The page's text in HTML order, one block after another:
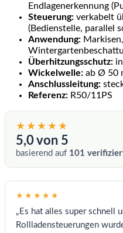
Endlagenerkennung
Steuerung: verkabelt
(Bedienstelle, parallel
Anwendung:
Überhitzungsschutz:
Wickelwelle: ab Ø 50
Anschlussleitung:
Referenz: R50/11PS
★★★★★
5,0 von 5
basierend auf 101
★★★★★
„Es hat alles super schnell
Rollladensteuerungen